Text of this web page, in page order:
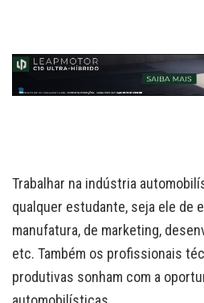
p
p
I
n
o
k
n
k
Trabalhar na indústria
qualquer estudante, seja ele de
manufatura, de marketing,
etc. Também os profissionais
produtivas sonham com a